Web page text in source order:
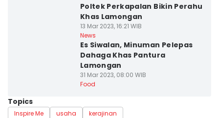
Poltek Perkapalan Bikin Perahu
Khas Lamongan
13 Mar 2023, 16:21 WIB
News
Es Siwalan, Minuman Pelepas
Dahaga Khas Pantura
Lamongan
31 Mar 2023, 08:00 WIB
Food
Topics
Inspire Me usaha kerajinan